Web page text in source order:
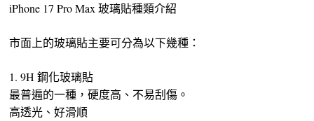
iPhone 17 Pro Max 玻璃貼種類介紹
市面上的玻璃貼主要可分為以下幾種：
1. 9H 鋼化玻璃貼
最普遍的一種，硬度高、不易刮傷。
高透光、好滑順